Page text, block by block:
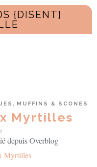
{DISENT}
, MUFFINS & SCONES
Myrtilles
depuis Overblog